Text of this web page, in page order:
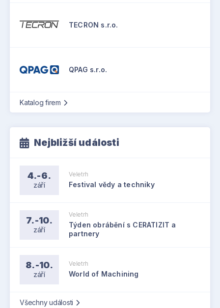
TECRON s.r.o.
QPAG s.r.o.
Katalog firem
Nejbližší události
4.-6.
září
Veletrh
Festival vědy a techniky
7.-10.
září
Veletrh
Týden obrábění s CERATIZIT a
partnery
8.-10.
září
Veletrh
World of Machining
Všechny události